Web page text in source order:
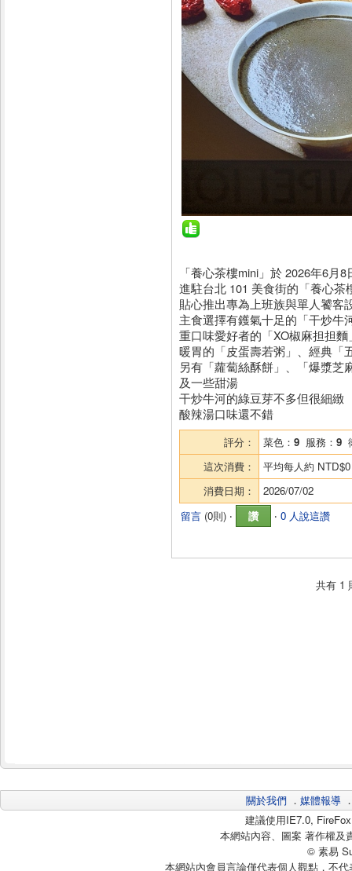
「養心茶樓mini」於 2026年6月
進駐台北 101 美食街的「養心茶
貼心推出專為上班族與單人饕客
主食選擇有鑊氣十足的「干炒牛
重口味愛好者的「XO椒麻担担
暖胃的「皮蛋壽若粥」、經典「
另有「蘿蔔絲酥餅」、「爆漿芝
及一些甜湯
干炒牛河的綠豆芽不多但很細緻
酸辣湯口味還不錯
評分： 菜色： 9 服務： 9
這次消費：
平均每人約 NTD$0
消費日期：
2026/07/02
留言 (0則) ‧ 讚 ‧ 0 人說這讚
共有 1
關於我們 ． 媒體報導
建議使用IE7.0,
本網站內容、圖案 著作權及
© 素易
本網站內會員言論僅代表個人觀點，不